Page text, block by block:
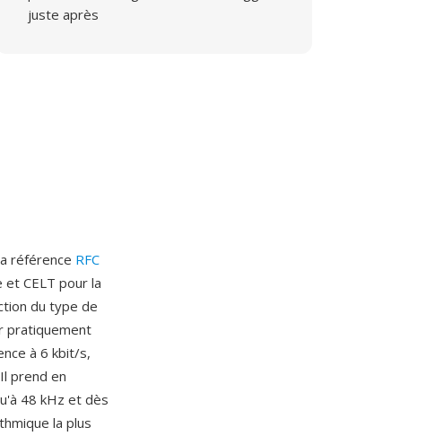
juste après
référence RFC
CELT pour la
du type de
pratiquement
à 6 kbit/s,
prend en
48 kHz et dès
la plus